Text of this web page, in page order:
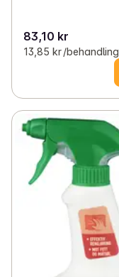
83,10 kr
13,85 kr /behandling